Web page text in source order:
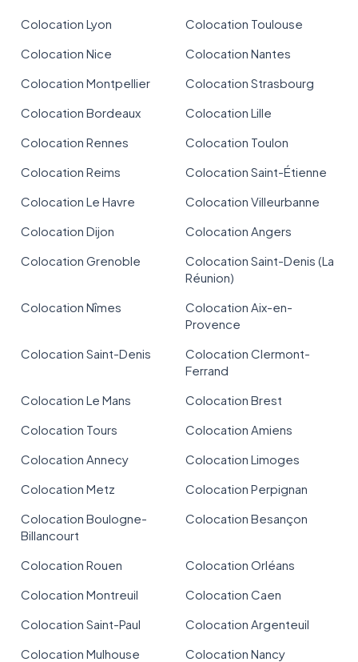
Colocation Lyon
Colocation Toulouse
Colocation Nice
Colocation Nantes
Colocation Montpellier
Colocation Strasbourg
Colocation Bordeaux
Colocation Lille
Colocation Rennes
Colocation Toulon
Colocation Reims
Colocation Saint-Étienne
Colocation Le Havre
Colocation Villeurbanne
Colocation Dijon
Colocation Angers
Colocation Grenoble
Colocation Saint-Denis (La
Réunion)
Colocation Nîmes
Colocation Aix-en-
Provence
Colocation Saint-Denis
Colocation Clermont-
Ferrand
Colocation Le Mans
Colocation Brest
Colocation Tours
Colocation Amiens
Colocation Annecy
Colocation Limoges
Colocation Metz
Colocation Perpignan
Colocation Boulogne-
Billancourt
Colocation Besançon
Colocation Rouen
Colocation Orléans
Colocation Montreuil
Colocation Caen
Colocation Saint-Paul
Colocation Argenteuil
Colocation Mulhouse
Colocation Nancy